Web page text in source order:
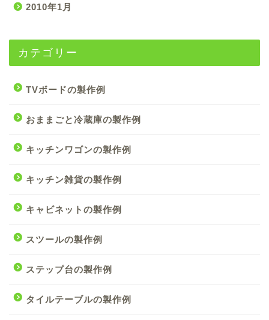
2010年1月
カテゴリー
TVボードの製作例
おままごと冷蔵庫の製作例
キッチンワゴンの製作例
キッチン雑貨の製作例
キャビネットの製作例
スツールの製作例
ステップ台の製作例
タイルテーブルの製作例